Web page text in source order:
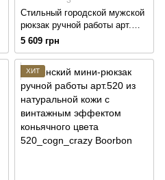
Стильный городской мужской
рюкзак ручной работы арт.
Francis коньячного цвета из
5 609 грн
ХИТ